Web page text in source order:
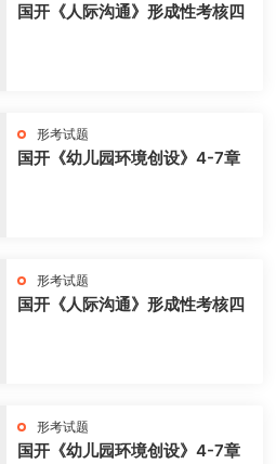
国开《人际沟通》形成性考核四
形考试题
国开《幼儿园环境创设》4-7章
形考试题
国开《人际沟通》形成性考核四
形考试题
国开《幼儿园环境创设》4-7章